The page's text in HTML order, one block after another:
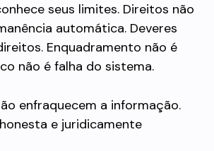
seus limites. Direitos não
automática. Deveres
Enquadramento não é
não é falha do sistema.
enfraquecem a informação.
e juridicamente